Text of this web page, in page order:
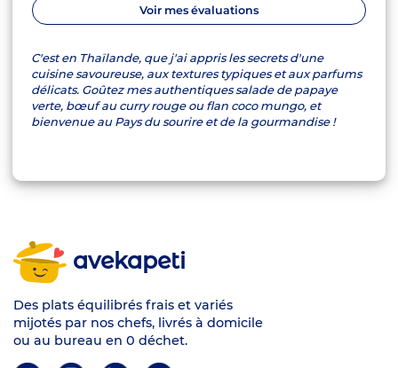
Voir mes évaluations
C'est en Thaïlande, que j'ai appris les secrets d'une
cuisine savoureuse, aux textures typiques et aux parfums
délicats. Goûtez mes authentiques salade de papaye
verte, bœuf au curry rouge ou flan coco mungo, et
bienvenue au Pays du sourire et de la gourmandise !
avekapeti
Des plats équilibrés frais et variés
mijotés par nos chefs, livrés à domicile
ou au bureau en 0 déchet.